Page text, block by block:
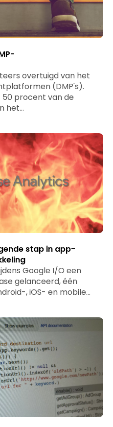
overtuigd van het
(DMP's).
procent van de
het…
stap in app-
Google I/O een
gelanceerd, één
, iOS- en mobile…